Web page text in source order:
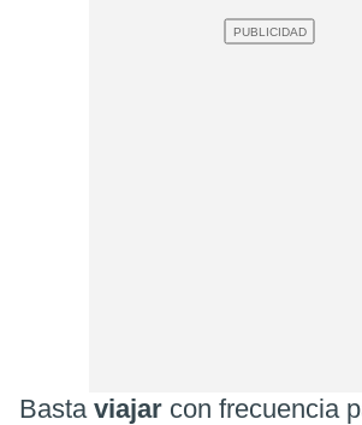
Basta viajar con frecuencia